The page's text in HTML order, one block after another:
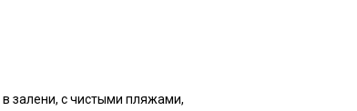
залени, с чистыми пляжами,